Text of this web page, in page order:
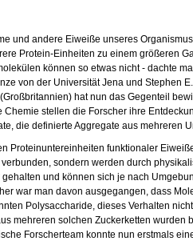
und andere Eiweiße unseres
Protein-Einheiten zu einem größeren
können so etwas nicht - dachte
von der Universität Jena und Stephen
hat nun das Gegenteil
Chemie stellen die Forscher ihre
die definierte Aggregate aus mehreren
Proteinuntereinheiten funktionaler
sondern werden durch
und können sich je nach
war man davon ausgegangen, dass
Polysaccharide, dieses Verhalten
mehreren solchen Zuckerketten wurden
Forscherteam konnte nun erstmals